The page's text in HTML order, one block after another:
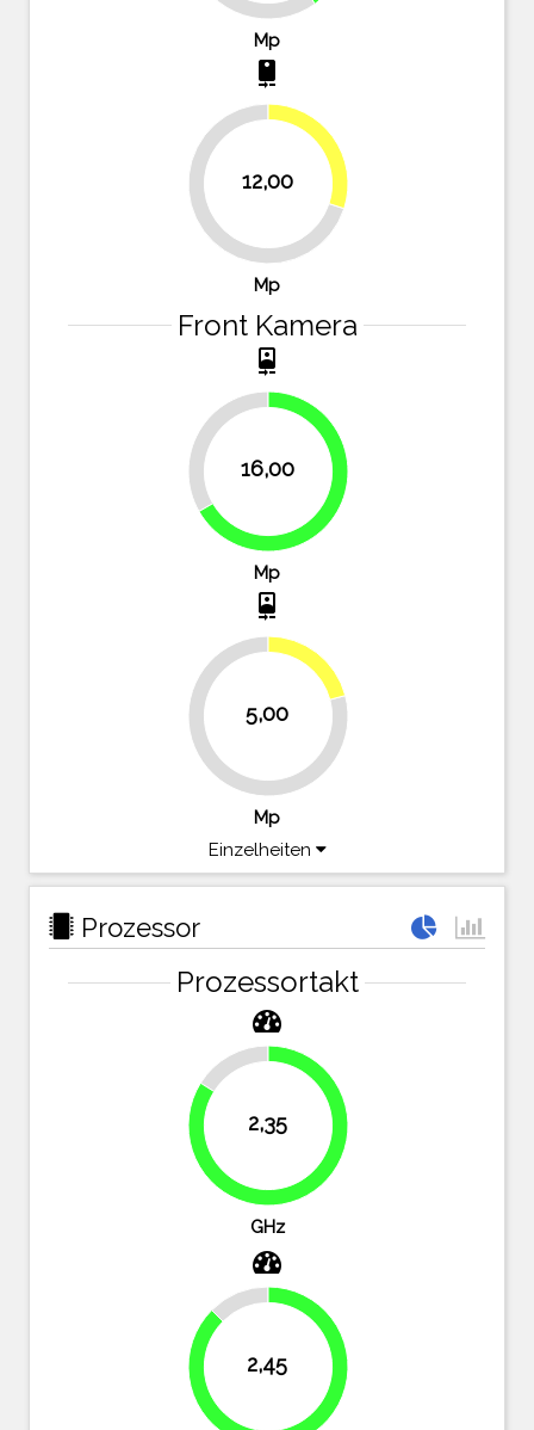
Mp
camera_rear
12,00
70%
30%
Mp
Front Kamera
camera_front
16,00
33.3%
66.7%
Mp
camera_front
5,00
79.2%
20.8%
Mp
Einzelheiten
Prozessor
Prozessortakt
2,35
16.1%
83.9%
GHz
2,45
12.5%
87.5%